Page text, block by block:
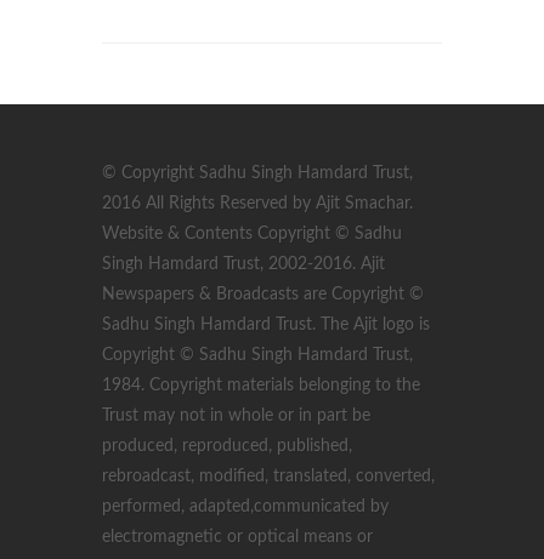
© Copyright Sadhu Singh Hamdard Trust,
2016 All Rights Reserved by Ajit Smachar.
Website & Contents Copyright © Sadhu
Singh Hamdard Trust, 2002-2016. Ajit
Newspapers & Broadcasts are Copyright ©
Sadhu Singh Hamdard Trust. The Ajit logo is
Copyright © Sadhu Singh Hamdard Trust,
1984. Copyright materials belonging to the
Trust may not in whole or in part be
produced, reproduced, published,
rebroadcast, modified, translated, converted,
performed, adapted,communicated by
electromagnetic or optical means or